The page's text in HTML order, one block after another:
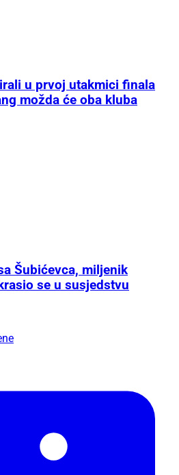
u prvoj utakmici finala
možda će oba kluba
Šubićevca, miljenik
se u susjedstvu